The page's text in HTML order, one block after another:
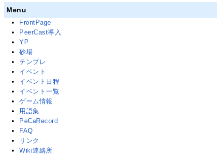
Menu
FrontPage
PeerCast導入
YP
砂場
テンプレ
イベント
イベント日程
イベント一覧
ゲーム情報
用語集
PeCaRecord
FAQ
リンク
Wiki連絡所